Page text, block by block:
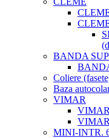
BANDA
Coliere
Baza
VIMAR
MINI-INTR.